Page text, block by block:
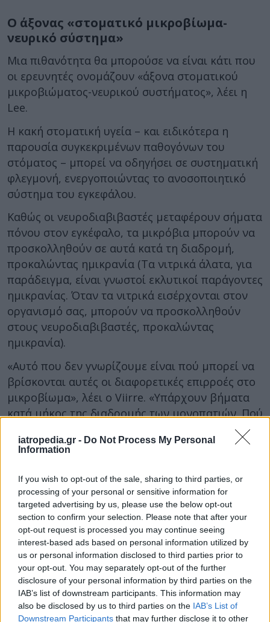
iatropedia.gr - Do Not Process My Personal
Information
If you wish to opt-out of the sale, sharing to third parties, or
processing of your personal or sensitive information for
targeted advertising by us, please use the below opt-out
section to confirm your selection. Please note that after your
opt-out request is processed you may continue seeing
interest-based ads based on personal information utilized by
us or personal information disclosed to third parties prior to
your opt-out. You may separately opt-out of the further
disclosure of your personal information by third parties on the
IAB’s list of downstream participants. This information may
also be disclosed by us to third parties on the IAB’s List of
Downstream Participants that may further disclose it to other
Ο άξονας «στοματικό μικροβίωμα-
νευρικό σύστημα»
Μια πιθανότητα θα μπορούσε να είναι κάτι που
οι ερευνητές ονομάζουν «άξονα στοματικού
μικροβιώματος-νευρικού συστήματος», λέει η
Lee.
Η κακή στοματική υγεία – και ειδικότερα η
παρουσία συγκεκριμένων παθογόνων του
στόματος – μπορεί να οδηγήσει σε συστηματική
φλεγμονή, ενεργοποιώντας το ανοσοποιητικό
σύστημα του εγκεφάλου.
Καθώς οι νευροδιαβιβαστές μεταφέρουν σήματα
πόνου στον εγκέφαλο, τα μικρόβια μπορούν να
προσκολληθούν σε αυτά κατά τη διαδρομή,
προκαλώντας ημικρανία (Τα νιτρικά άλατα, για
παράδειγμα, είναι γνωστοί εκλυτικοί παράγοντες
ημικρανίας. Όταν τα νιτρικά εισέρχονται στον
οργανισμό σας, μπορούν να προσκολληθούν
στους νευροδιαβιβαστές, προκαλώντας
ημικρανία).
«Αυτό που δεν γνωρίζουμε είναι πού μπορεί να
βρίσκονται αυτές οι διαφορετικές επιρροές στο
μικροβίωμα», λέει ο Viirre. «Υπάρχουν βήματα
κατά μήκος της διαδρομής των μονοπατιών. Πού
συνδέονται αυτά τα πράγματα; Πώς συνδέονται;
Πώς προσαρμόζονται; Ακόμα μαθαίνουμε γι’
Η Erdrich ελπίζει να μελετήσει θεραπείες που
στοχεύουν στο στοματικό μικροβίωμα σε άτομα
που έχουν ημικρανίες. Αυτές οι παρεμβάσεις θα
μπορούσαν να περιλαμβάνουν πρακτικές
στοματικής υγείας, όπως πιο τακτικές
επισκέψεις σε οδοντίατρο, μαζί με προβιοτικά
και διατροφικές αλλαγές «για την αποκατάσταση
της ισορροπίας των βακτηρίων στο στόμα, που
βοηθά να κρατηθούν τα παθογόνα μακριά».